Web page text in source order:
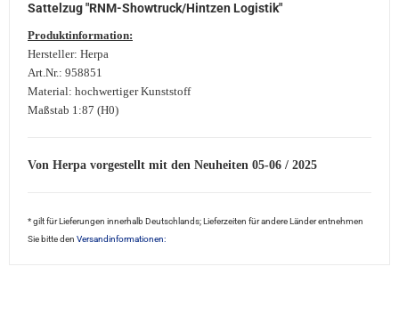
Sattelzug "RNM-Showtruck/Hintzen Logistik"
Produktinformation:
Hersteller: Herpa
Art.Nr.: 958851
Material: hochwertiger Kunststoff
Maßstab 1:87 (H0)
Von Herpa vorgestellt mit den Neuheiten 05-06 / 2025
* gilt für Lieferungen innerhalb Deutschlands; Lieferzeiten für andere Länder entnehmen
Sie bitte den Versandinformationen: